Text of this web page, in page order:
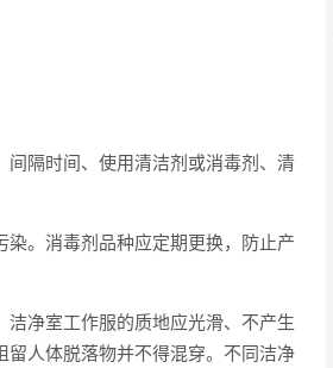
隔时间、使用清洁剂或消毒剂、清
。消毒剂品种应定期更换，防止产
净室工作服的质地应光滑、不产生
人体脱落物并不得混穿。不同洁净